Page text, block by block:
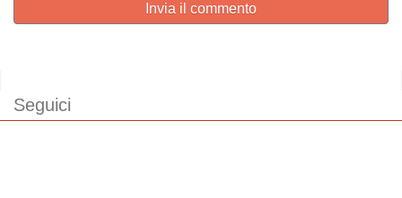
Invia il commento
Seguici